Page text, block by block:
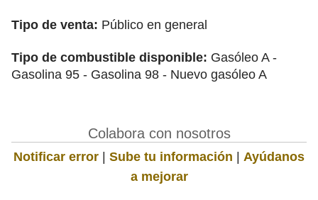
Tipo de venta: Público en general
Tipo de combustible disponible: Gasóleo A -
Gasolina 95 - Gasolina 98 - Nuevo gasóleo A
Colabora con nosotros
Notificar error | Sube tu información | Ayúdanos
a mejorar